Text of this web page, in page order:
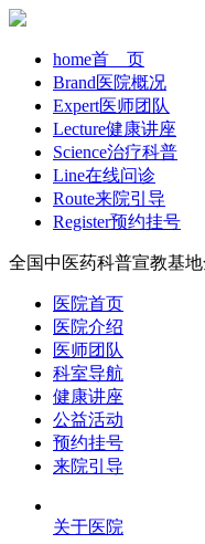
home首 页
Brand医院概况
Expert医师团队
Lecture健康讲座
Science治疗科普
Line在线问诊
Route来院引导
Register预约挂号
全国中医药科普宣教基地
医院首页
医院介绍
医师团队
科室导航
健康讲座
公益活动
预约挂号
来院引导
关于医院